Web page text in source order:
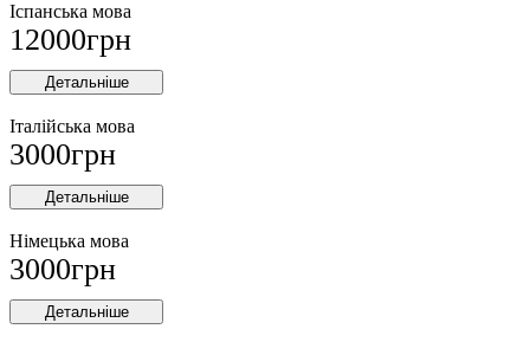
Іспанська мова
12000грн
Детальніше
Італійська мова
3000грн
Детальніше
Німецька мова
3000грн
Детальніше